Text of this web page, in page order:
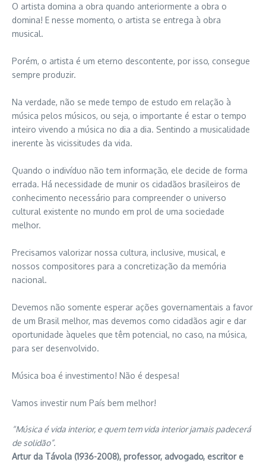
O artista domina a obra quando anteriormente a obra o
domina! E nesse momento, o artista se entrega à obra
musical.
Porém, o artista é um eterno descontente, por isso, consegue
sempre produzir.
Na verdade, não se mede tempo de estudo em relação à
música pelos músicos, ou seja, o importante é estar o tempo
inteiro vivendo a música no dia a dia. Sentindo a musicalidade
inerente às vicissitudes da vida.
Quando o indivíduo não tem informação, ele decide de forma
errada. Há necessidade de munir os cidadãos brasileiros de
conhecimento necessário para compreender o universo
cultural existente no mundo em prol de uma sociedade
melhor.
Precisamos valorizar nossa cultura, inclusive, musical, e
nossos compositores para a concretização da memória
nacional.
Devemos não somente esperar ações governamentais a favor
de um Brasil melhor, mas devemos como cidadãos agir e dar
oportunidade àqueles que têm potencial, no caso, na música,
para ser desenvolvido.
Música boa é investimento! Não é despesa!
Vamos investir num País bem melhor!
“Música é vida interior, e quem tem vida interior jamais padecerá
de solidão”.
Artur da Távola (1936-2008), professor, advogado, escritor e